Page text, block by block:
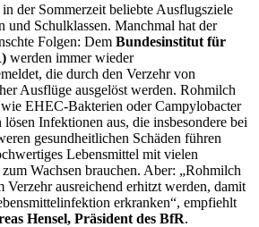
der Sommerzeit beliebte Ausflugsziele
und Schulklassen. Manchmal hat der
Folgen: Dem Bundesinstitut für
werden immer wieder
die durch den Verzehr von
Ausflüge ausgelöst werden. Rohmilch
EHEC-Bakterien oder Campylobacter
Infektionen aus, die insbesondere bei
gesundheitlichen Schäden führen
Lebensmittel mit vielen
Wachsen brauchen. Aber: „Rohmilch
Verzehr ausreichend erhitzt werden, damit
erkranken“, empfiehlt
Hensel, Präsident des BfR.